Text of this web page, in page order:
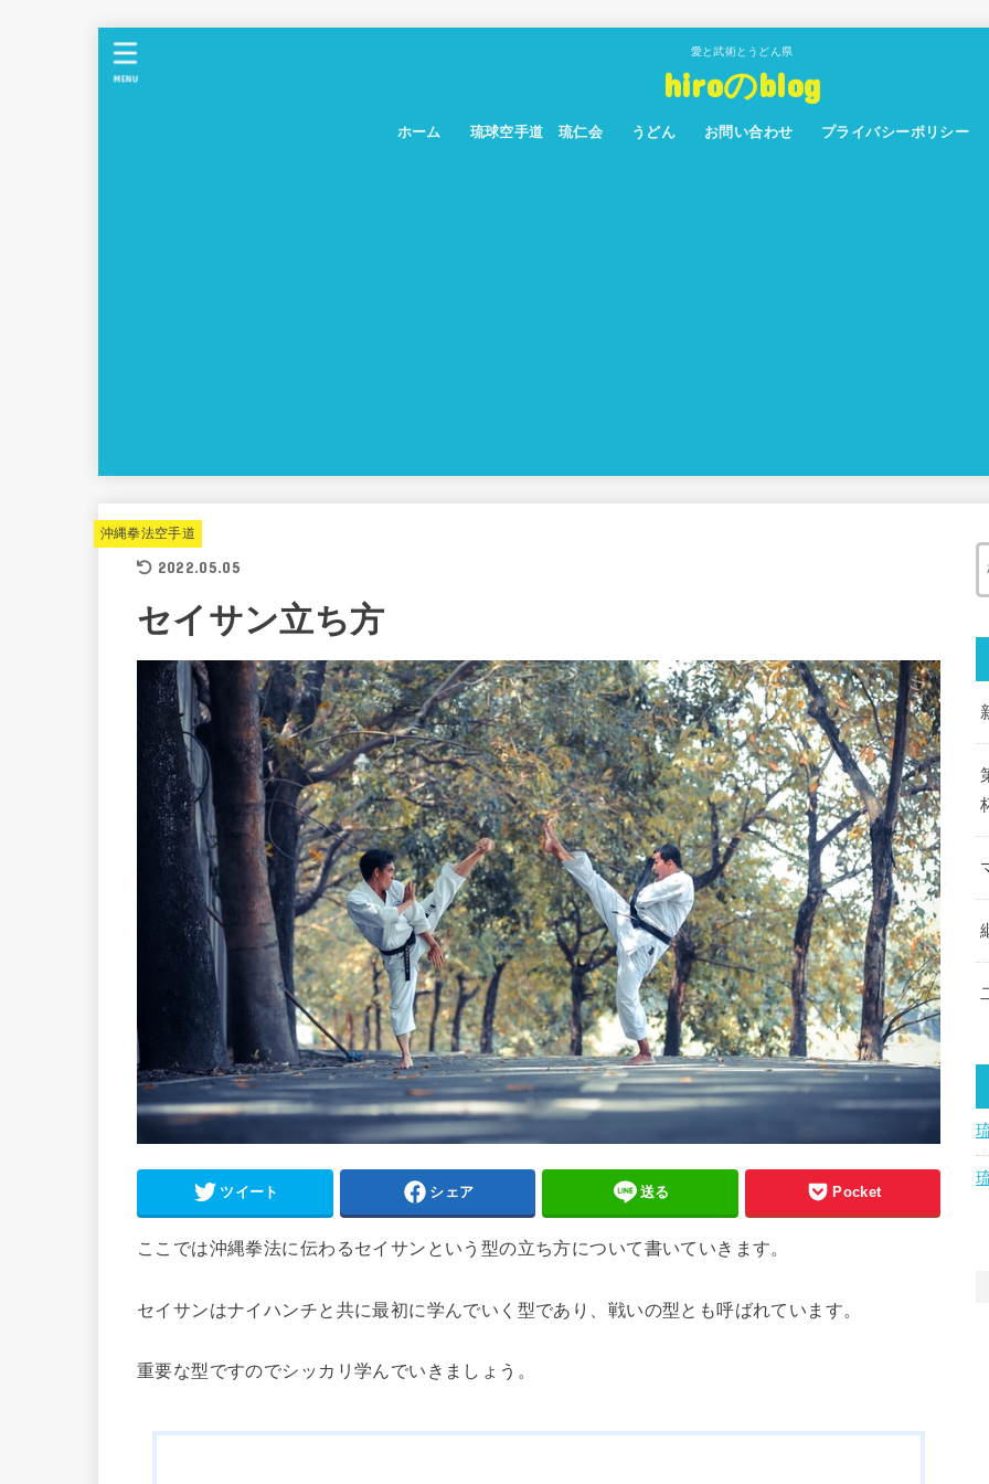
愛と武術とうどん県
hiroのblog
ホーム 琉球空手道 琉仁会 うどん お問い合わせ プライバシーポリシー
MENU
沖縄拳法空手道
2022.05.05
セイサン立ち方
ツイート シェア 送る Pocket
ここでは沖縄拳法に伝わるセイサンという型の立ち方について書いていきます。
セイサンはナイハンチと共に最初に学んでいく型であり、戦いの型とも呼ばれています。
重要な型ですのでシッカリ学んでいきましょう。